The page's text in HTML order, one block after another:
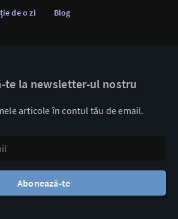
de o zi Blog
te la newsletter-ul nostru
articole în contul tău de email.
Abonează-te